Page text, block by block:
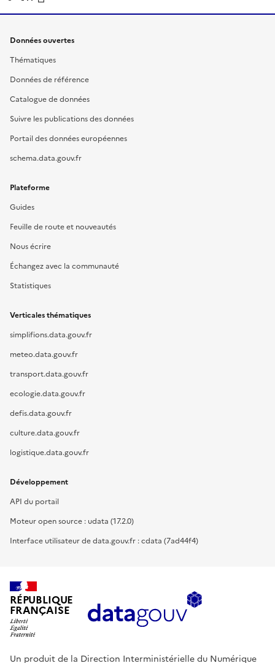
Données ouvertes
Thématiques
Données de référence
Catalogue de données
Suivre les publications des données
Portail des données européennes
schema.data.gouv.fr
Plateforme
Guides
Feuille de route et nouveautés
Nous écrire
Échangez avec la communauté
Statistiques
Verticales thématiques
simplifions.data.gouv.fr
meteo.data.gouv.fr
transport.data.gouv.fr
ecologie.data.gouv.fr
defis.data.gouv.fr
culture.data.gouv.fr
logistique.data.gouv.fr
Développement
API du portail
Moteur open source : udata (17.2.0)
Interface utilisateur de data.gouv.fr : cdata (7ad44f4)
RÉPUBLIQUE
FRANÇAISE
Un produit de la Direction Interministérielle du Numérique